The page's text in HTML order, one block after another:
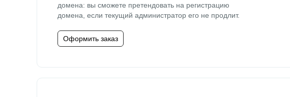
домена: вы сможете претендовать на регистрацию
домена, если текущий администратор его не продлит.
Оформить заказ